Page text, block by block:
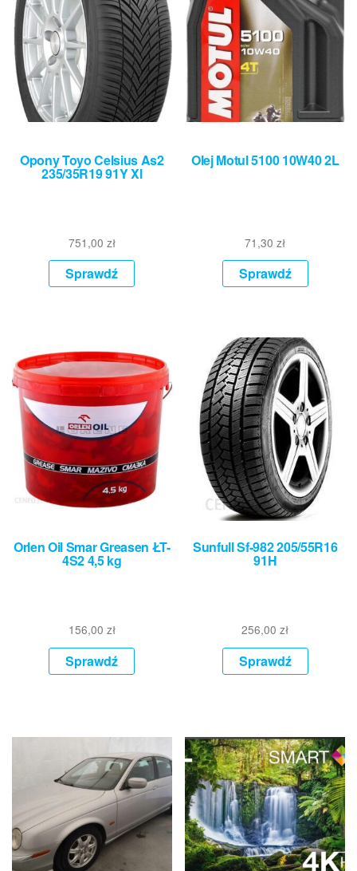
Opony Toyo Celsius As2
235/35R19 91Y Xl
751,00 zł
Sprawdź
Olej Motul 5100 10W40 2L
71,30zł
Sprawdź
Orlen Oil Smar Greasen ŁT-
4S2 4,5 kg
156,00 zł
Sprawdź
Sunfull Sf-982 205/55R16
91H
256,00zł
Sprawdź